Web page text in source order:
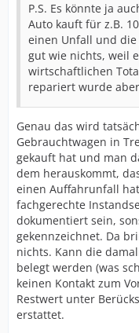
P.S. Es könnte ja
Auto kauft für z.B.
einen Unfall und die
gut wie nichts, weil
wirtschaftlichen
repariert wurde
Genau das wird
Gebrauchtwagen in
gekauft hat und man
dem herauskommt,
einen Auffahrunfall
fachgerechte
dokumentiert sein,
gekennzeichnet. Da
nichts. Kann die
belegt werden (was
keinen Kontakt zum
Restwert unter
erstattet.